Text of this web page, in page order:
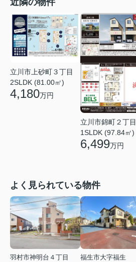
近隣の物件
立川市上砂町３丁目
2SLDK (81.00㎡)
4,180万円
立川市錦町２丁目
1SLDK (97.84㎡)
6,499万円
よく見られている物件
羽村市神明台４丁目
福生市大字福生